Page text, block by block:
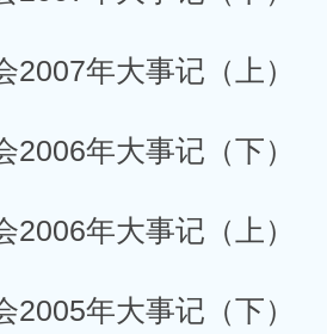
2007年大事记（上）
2006年大事记（下）
2006年大事记（上）
2005年大事记（下）